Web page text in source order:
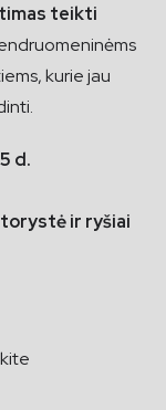
teikti
kurie jau
d.
ir ryšiai